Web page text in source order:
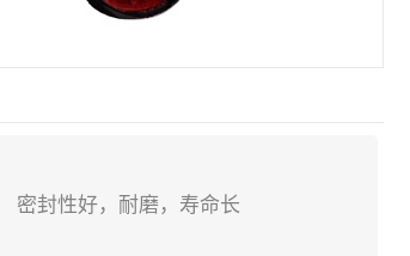
密封性好，耐磨，寿命长